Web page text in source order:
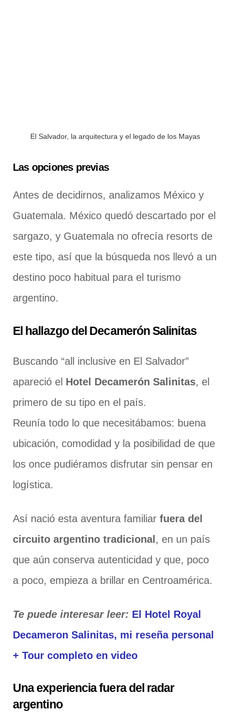
El Salvador, la arquitectura y el legado de los Mayas
Las opciones previas
Antes de decidirnos, analizamos México y
Guatemala. México quedó descartado por el
sargazo, y Guatemala no ofrecía resorts de
este tipo, así que la búsqueda nos llevó a un
destino poco habitual para el turismo
argentino.
El hallazgo del Decamerón Salinitas
Buscando “all inclusive en El Salvador”
apareció el Hotel Decamerón Salinitas, el
primero de su tipo en el país.
Reunía todo lo que necesitábamos: buena
ubicación, comodidad y la posibilidad de que
los once pudiéramos disfrutar sin pensar en
logística.
Así nació esta aventura familiar fuera del
circuito argentino tradicional , en un país
que aún conserva autenticidad y que, poco
a poco, empieza a brillar en Centroamérica.
Te puede interesar leer: El Hotel Royal
Decameron Salinitas, mi reseña personal
+ Tour completo en video
Una experiencia fuera del radar
argentino